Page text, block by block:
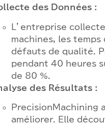
des Données :
L’entreprise
machines, les
défauts de qualité.
pendant 40 heures
de 80 %.
des Résultats :
PrecisionMachining
améliorer. Elle